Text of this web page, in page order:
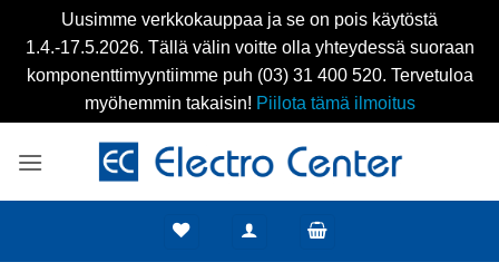
Uusimme verkkokauppaa ja se on pois käytöstä
1.4.-17.5.2026. Tällä välin voitte olla yhteydessä suoraan
komponenttimyyntiimme puh (03) 31 400 520. Tervetuloa
myöhemmin takaisin! Piilota tämä ilmoitus